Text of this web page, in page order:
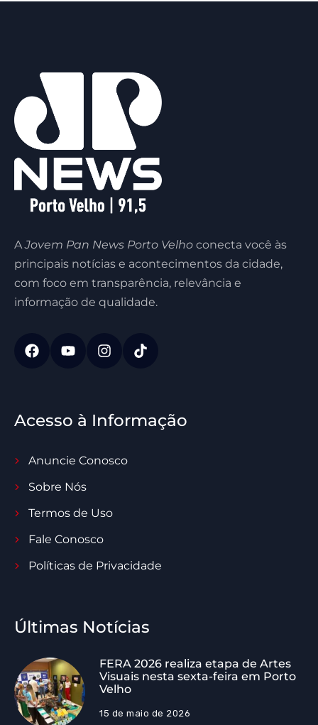
AJovem Pan News Porto Velho conecta você às
principais notícias e acontecimentos da cidade,
com foco em transparência, relevância e
informação de qualidade.
Acesso à Informação
Anuncie Conosco
Sobre Nós
Termos de Uso
Fale Conosco
Políticas de Privacidade
Últimas Notícias
FERA 2026 realiza etapa de Artes
Visuais nesta sexta-feira em Porto
Velho
15 de maio de 2026